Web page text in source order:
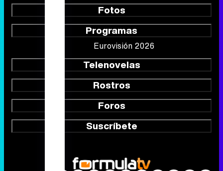
Fotos
Programas
Eurovisión 2026
Telenovelas
Rostros
Foros
Suscríbete